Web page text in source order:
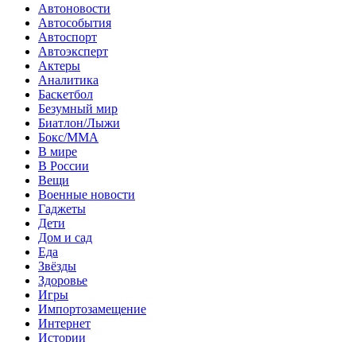
Автоновости
Автособытия
Автоспорт
Автоэксперт
Актеры
Аналитика
Баскетбол
Безумный мир
Биатлон/Лыжи
Бокс/MMA
В мире
В России
Вещи
Военные новости
Гаджеты
Дети
Дом и сад
Еда
Звёзды
Здоровье
Игры
Импортозамещение
Интернет
Истории